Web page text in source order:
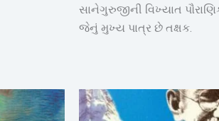
સાનેગુરુજીની વિખ્યાત
જેનું મુખ્ય પાત્ર છે તક્ષક.